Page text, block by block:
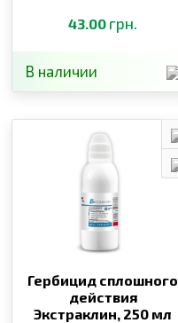
43.00 грн.
В наличии
Гербицид сплошного
действия
Экстраклин, 250 мл